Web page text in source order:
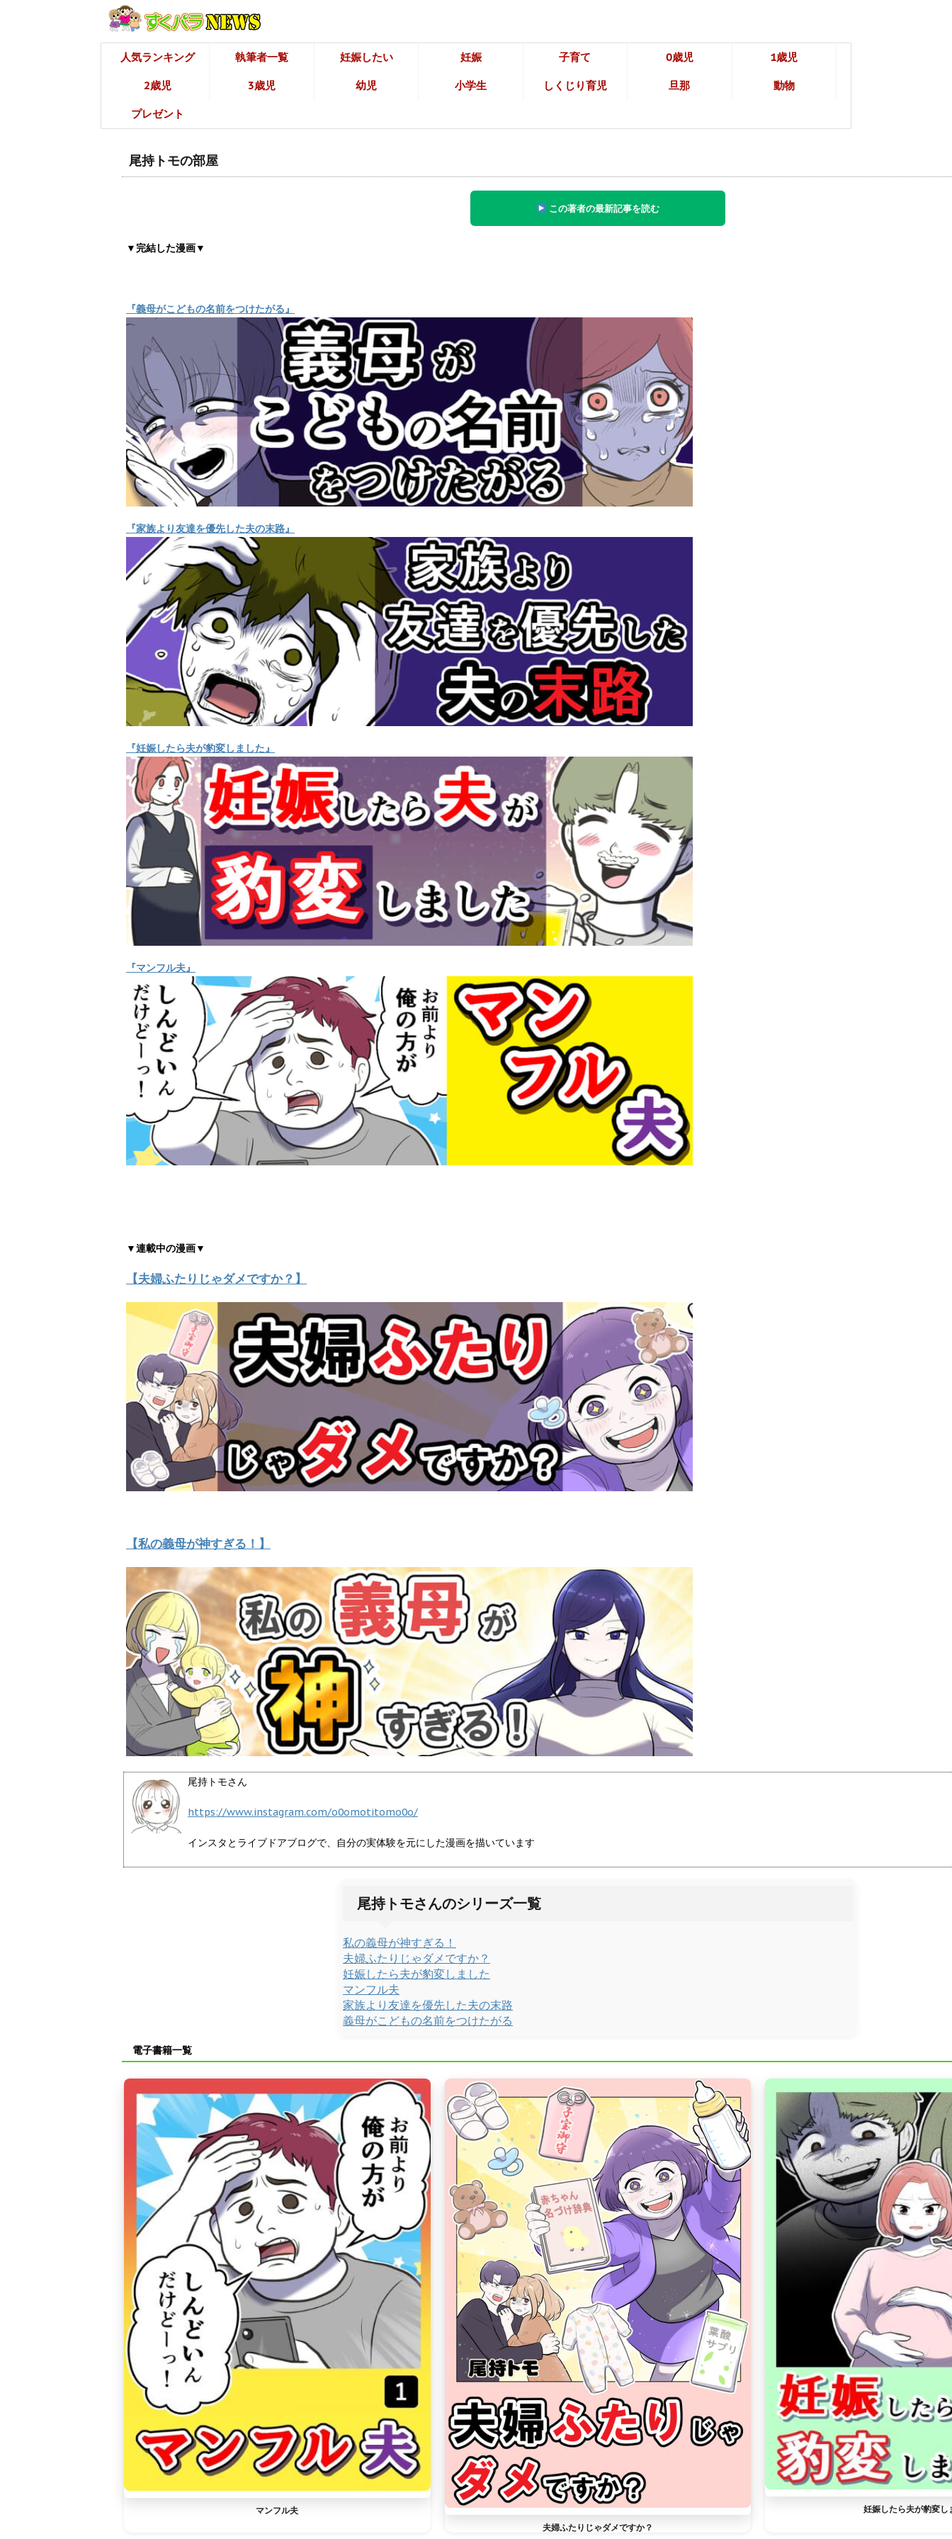
人気ランキング 執筆者一覧 妊娠したい 妊娠 子育て 0歳児 1歳児
2歳児 3歳児 幼児 小学生 しくじり育児 旦那 動物
プレゼント
尾持トモの部屋
この著者の最新記事を読む
▼完結した漫画▼
『義母がこどもの名前をつけたがる』
『家族より友達を優先した夫の末路』
『妊娠したら夫が豹変しました』
『マンフル夫』
▼連載中の漫画▼
【夫婦ふたりじゃダメですか？】
【私の義母が神すぎる！】
尾持トモさん
https://www.instagram.com/o0omotitomo0o/
インスタとライブドアブログで、自分の実体験を元にした漫画を描いています
尾持トモさんのシリーズ一覧
私の義母が神すぎる！
夫婦ふたりじゃダメですか？
妊娠したら夫が豹変しました
マンフル夫
家族より友達を優先した夫の末路
義母がこどもの名前をつけたがる
電子書籍一覧
マンフル夫
夫婦ふたりじゃダメですか？
妊娠したら夫が豹変し